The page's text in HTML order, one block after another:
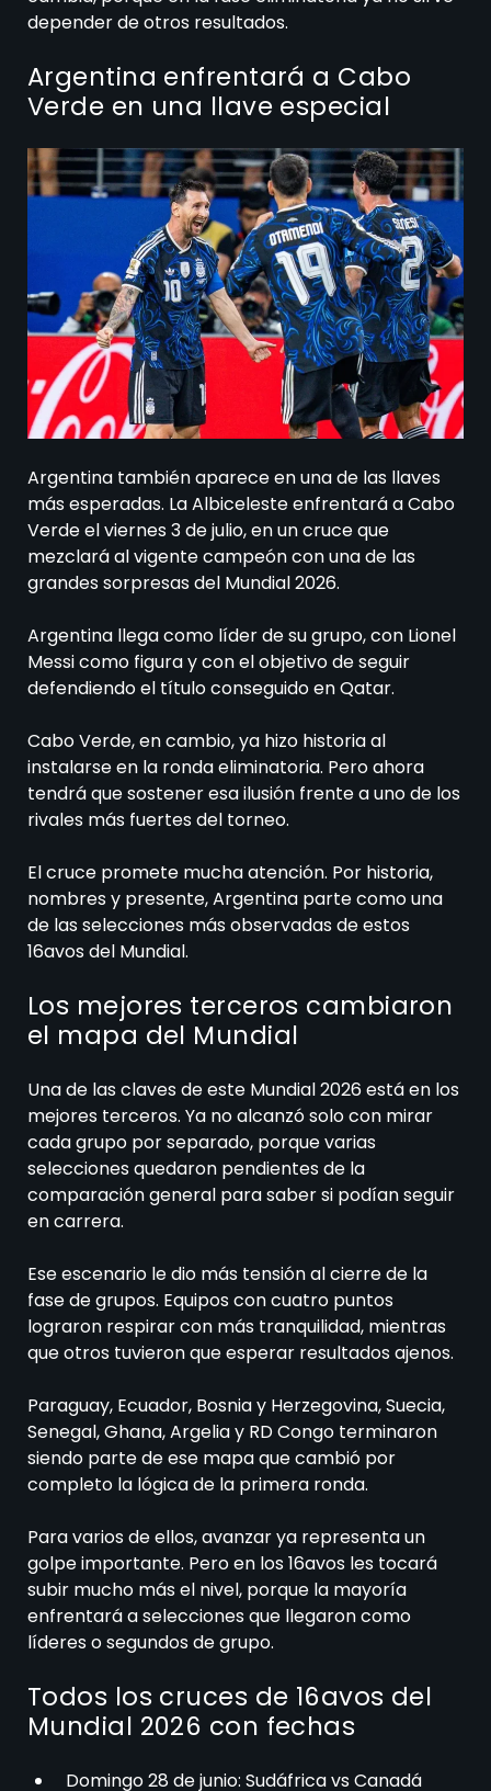
depender de otros resultados.
Argentina enfrentará a Cabo
Verde en una llave especial
Argentina también aparece en una de las llaves
más esperadas. La Albiceleste enfrentará a Cabo
Verde el viernes 3 de julio, en un cruce que
mezclará al vigente campeón con una de las
grandes sorpresas del Mundial 2026.
Argentina llega como líder de su grupo, con Lionel
Messi como figura y con el objetivo de seguir
defendiendo el título conseguido en Qatar.
Cabo Verde, en cambio, ya hizo historia al
instalarse en la ronda eliminatoria. Pero ahora
tendrá que sostener esa ilusión frente a uno de los
rivales más fuertes del torneo.
El cruce promete mucha atención. Por historia,
nombres y presente, Argentina parte como una
de las selecciones más observadas de estos
16avos del Mundial.
Los mejores terceros cambiaron
el mapa del Mundial
Una de las claves de este Mundial 2026 está en los
mejores terceros. Ya no alcanzó solo con mirar
cada grupo por separado, porque varias
selecciones quedaron pendientes de la
comparación general para saber si podían seguir
en carrera.
Ese escenario le dio más tensión al cierre de la
fase de grupos. Equipos con cuatro puntos
lograron respirar con más tranquilidad, mientras
que otros tuvieron que esperar resultados ajenos.
Paraguay, Ecuador, Bosnia y Herzegovina, Suecia,
Senegal, Ghana, Argelia y RD Congo terminaron
siendo parte de ese mapa que cambió por
completo la lógica de la primera ronda.
Para varios de ellos, avanzar ya representa un
golpe importante. Pero en los 16avos les tocará
subir mucho más el nivel, porque la mayoría
enfrentará a selecciones que llegaron como
líderes o segundos de grupo.
Todos los cruces de 16avos del
Mundial 2026 con fechas
Domingo 28 de junio: Sudáfrica vs Canadá